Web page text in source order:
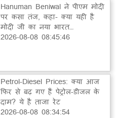
Hanuman Beniwal ने पीएम मोदी
पर कसा तंज, कहा- क्या यही है
मोदी जी का नया भारत…
2026-08-08 08:45:46
Petrol-Diesel Prices: क्या आज
फिर से बढ़ गए हैं पेट्रोल-डीजल के
दाम? ये है ताजा रेट
2026-08-08 08:34:54